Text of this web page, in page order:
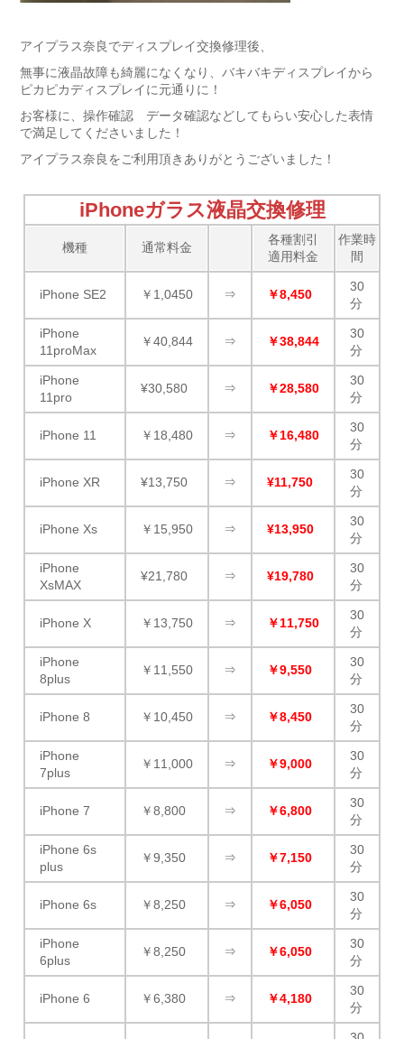
アイプラス奈良でディスプレイ交換修理後、
無事に液晶故障も綺麗になくなり、バキバキディスプレイから
ピカピカディスプレイに元通りに！
お客様に、操作確認 データ確認などしてもらい安心した表情
で満足してくださいました！
アイプラス奈良をご利用頂きありがとうございました！
iPhoneガラス液晶交換修理
機種 通常料金
各種割引
適用料金
作業時
間
iPhone SE2 ￥1,0450 ⇒ ￥8,450
30
分
iPhone
11proMax
￥40,844 ⇒ ￥38,844
30
分
iPhone
11pro
¥30,580 ⇒ ￥28,580
30
分
iPhone 11 ￥18,480 ⇒ ￥16,480
30
分
iPhone XR ¥13,750 ⇒ ¥11,750
30
分
iPhone Xs ￥15,950 ⇒ ¥13,950
30
分
iPhone
XsMAX
¥21,780 ⇒ ¥19,780
30
分
iPhone X ￥13,750 ⇒ ￥11,750
30
分
iPhone
8plus
￥11,550 ⇒ ￥9,550
30
分
iPhone 8 ￥10,450 ⇒ ￥8,450
30
分
iPhone
7plus
￥11,000 ⇒ ￥9,000
30
分
iPhone 7 ￥8,800 ⇒ ￥6,800
30
分
iPhone 6s
plus
￥9,350 ⇒ ￥7,150
30
分
iPhone 6s ￥8,250 ⇒ ￥6,050
30
分
iPhone
6plus
￥8,250 ⇒ ￥6,050
30
分
iPhone 6 ￥6,380 ⇒ ￥4,180
30
分